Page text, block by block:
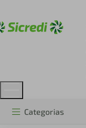
Categorias